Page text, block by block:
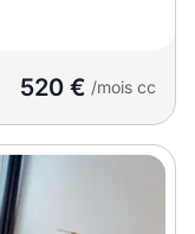
520 € /mois cc